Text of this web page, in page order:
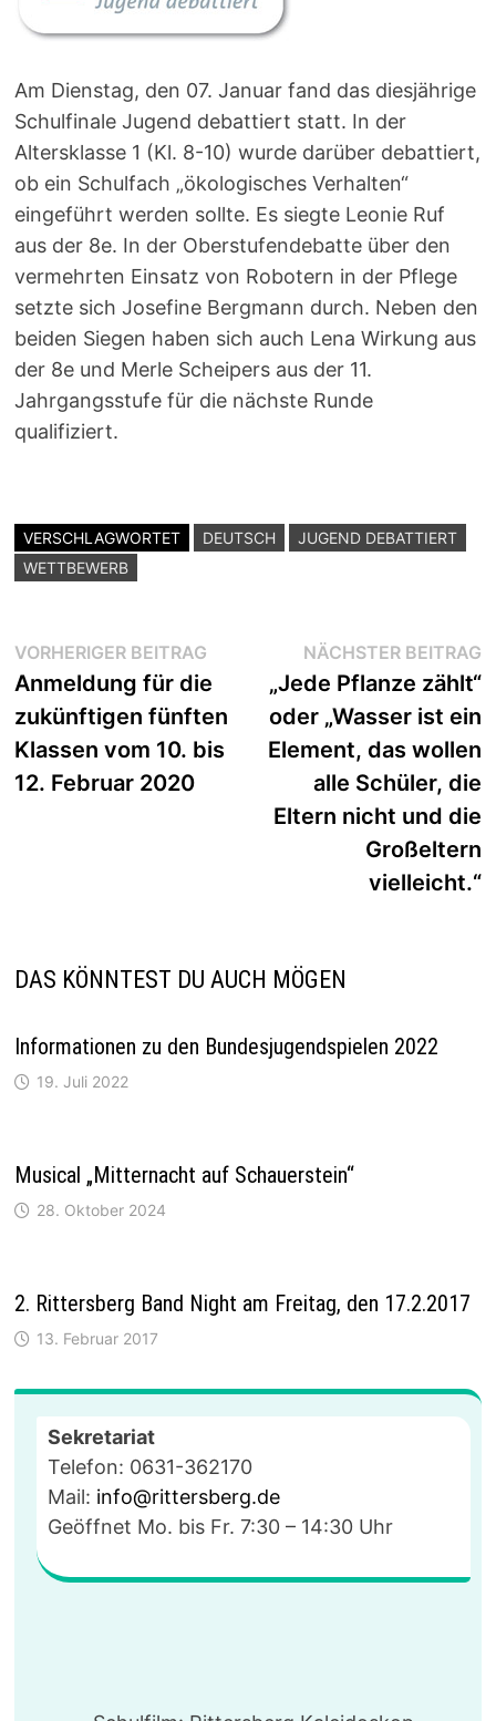
Am Dienstag, den 07. Januar fand das diesjährige
Schulfinale Jugend debattiert statt. In der
Altersklasse 1 (Kl. 8-10) wurde darüber debattiert,
ob ein Schulfach „ökologisches Verhalten“
eingeführt werden sollte. Es siegte Leonie Ruf
aus der 8e. In der Oberstufendebatte über den
vermehrten Einsatz von Robotern in der Pflege
setzte sich Josefine Bergmann durch. Neben den
beiden Siegen haben sich auch Lena Wirkung aus
der 8e und Merle Scheipers aus der 11.
Jahrgangsstufe für die nächste Runde
qualifiziert.
VERSCHLAGWORTET DEUTSCH
JUGEND DEBATTIERT
WETTBEWERB
Beitragsnavigation
VORHERIGER BEITRAG Vorheriger
Beitrag:
Anmeldung für die
zukünftigen fünften
Klassen vom 10. bis
12. Februar 2020
NÄCHSTER BEITRAG
„Jede Pflanze zählt“
oder „Wasser ist ein
Element, das wollen
alle Schüler, die
Eltern nicht und die
Großeltern
vielleicht.“
DAS KÖNNTEST DU AUCH MÖGEN
Informationen zu den Bundesjugendspielen 2022
19. Juli 2022
Musical „Mitternacht auf Schauerstein“
28. Oktober 2024
2. Rittersberg Band Night am Freitag, den 17.2.2017
13. Februar 2017
Sekretariat
Telefon: 0631-362170
Mail: info@rittersberg.de
Geöffnet Mo. bis Fr. 7:30 – 14:30 Uhr